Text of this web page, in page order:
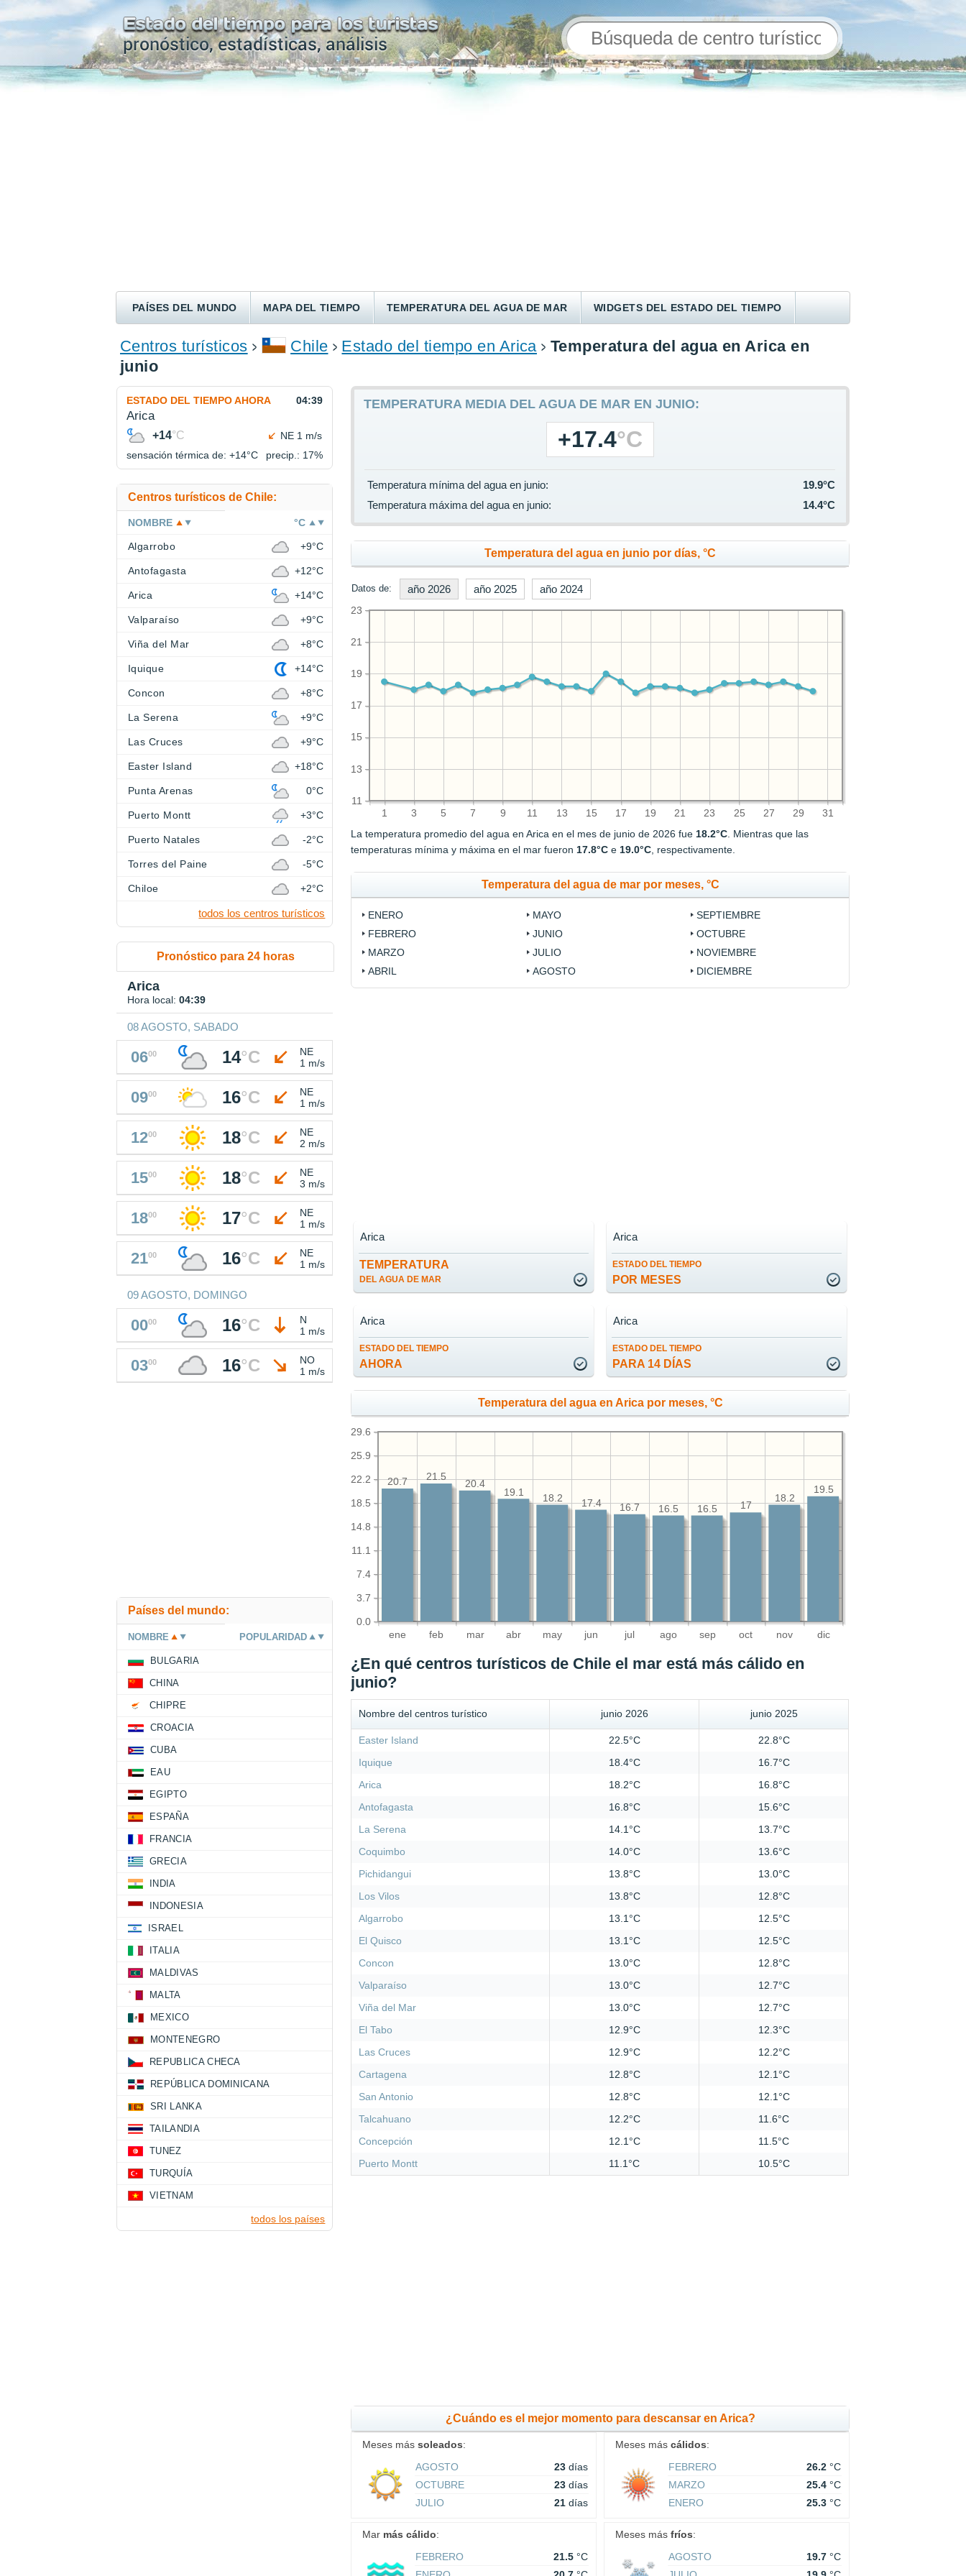
PAÍSES DEL MUNDO MAPA DEL TIEMPO TEMPERATURA DEL AGUA DE MAR WIDGETS DEL ESTADO DEL TIEMPO
ENCONTRAR UN HOTEL
Centros turísticos Chile Estado del tiempo en Arica
Temperatura del agua en Arica en
junio
TEMPERATURA MEDIA DEL AGUA DE MAR EN JUNIO:
+17.4°C
Temperatura mínima del agua en junio:
19.9°C
Temperatura máxima del agua en junio:
14.4°C
Temperatura del agua en junio por días, °C
Datos de: año 2026 año 2025 año 2024
1 3 5 7 9 11 13 15 17 19 21 23 25 27 29 31
11
13
15
17
19
21
23
La temperatura promedio del agua en Arica en el mes de junio de 2026 fue18.2°C. Mientras que las
temperaturas mínima y máxima en el mar fueron17.8°C e19.0°C, respectivamente.
Temperatura del agua de mar por meses, °C
ENERO
FEBRERO
MARZO
ABRIL
MAYO
JUNIO
JULIO
AGOSTO
SEPTIEMBRE
OCTUBRE
NOVIEMBRE
DICIEMBRE
TEMPERATURA
DEL AGUA DE MAR
Arica
ESTADO DEL TIEMPO
POR MESES
Arica
ESTADO DEL TIEMPO
AHORA
Arica
ESTADO DEL TIEMPO
PARA 14 DÍAS
Arica
Temperatura del agua en Arica por meses, °C
ene feb mar abr may jun jul ago sep oct nov dic
0.0
3.7
7.4
11.1
14.8
18.5
22.2
25.9
29.6
19.5
18.2
17
16.5
16.5
16.7
17.4
18.2
19.1
20.4
21.5
20.7
¿En qué centros turísticos de Chile el mar está más cálido en
junio?
Nombre del centros turístico junio 2026 junio 2025
Easter Island 22.5°C
22.8°C
Iquique
18.4°C
16.7°C
Arica
18.2°C
16.8°C
Antofagasta
16.8°C
15.6°C
La Serena
14.1°C
13.7°C
Coquimbo
14.0°C
13.6°C
Pichidangui
13.8°C
13.0°C
Los Vilos
13.8°C
12.8°C
Algarrobo
13.1°C
12.5°C
El Quisco
13.1°C
12.5°C
Concon
13.0°C
12.8°C
Valparaíso
13.0°C
12.7°C
Viña del Mar
13.0°C
12.7°C
El Tabo
12.9°C
12.3°C
Las Cruces
12.9°C
12.2°C
Cartagena
12.8°C
12.1°C
San Antonio
12.8°C
12.1°C
Talcahuano
12.2°C
11.6°C
Concepción
12.1°C
11.5°C
Puerto Montt
11.1°C 10.5°C
¿Cuándo es el mejor momento para descansar en Arica?
Meses mássoleados:
AGOSTO
23 días
OCTUBRE
23 días
JULIO
21 días
Meses máscálidos:
FEBRERO
26.2 °C
MARZO
25.4 °C
ENERO
25.3 °C
Mar más cálido:
FEBRERO
21.5 °C
Meses másfríos:
AGOSTO
19.7 °C
ESTADO DEL TIEMPO AHORA 04:39
Arica
+14°C
NE 1 m/s
sensación térmica de: +14°C precip.: 17%
Centros turísticos de Chile:
NOMBRE °C
Algarrobo +9°C
Antofagasta +12°C
Arica +14°C
Valparaíso +9°C
Viña del Mar +8°C
Iquique +14°C
Concon +8°C
La Serena +9°C
Las Cruces +9°C
Easter Island +18°C
Punta Arenas 0°C
Puerto Montt +3°C
Puerto Natales -2°C
Torres del Paine -5°C
Chiloe +2°C
todos los centros turísticos
Pronóstico para 24 horas
Arica
Hora local: 04:39
08 AGOSTO, SABADO
0600 14°C
NE
1 m/s
0900 16°C
NE
1 m/s
1200 18°C
NE
2 m/s
1500 18°C
NE
3 m/s
1800 17°C
NE
1 m/s
2100 16°C
NE
1 m/s
09 AGOSTO, DOMINGO
0000 16°C
N
1 m/s
0300 16°C
NO
1 m/s
Países del mundo:
NOMBRE POPULARIDAD
BULGARIA
CHINA
CHIPRE
CROACIA
CUBA
EAU
EGIPTO
ESPAÑA
FRANCIA
GRECIA
INDIA
INDONESIA
ISRAEL
ITALIA
MALDIVAS
MALTA
MEXICO
MONTENEGRO
REPUBLICA CHECA
REPÚBLICA DOMINICANA
SRI LANKA
TAILANDIA
TUNEZ
TURQUÍA
VIETNAM
todos los países